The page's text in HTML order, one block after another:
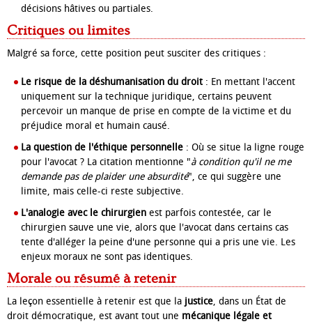
décisions hâtives ou partiales.
Critiques ou limites
Malgré sa force, cette position peut susciter des critiques :
Le risque de la déshumanisation du droit : En mettant l'accent
uniquement sur la technique juridique, certains peuvent
percevoir un manque de prise en compte de la victime et du
préjudice moral et humain causé.
La question de l'éthique personnelle : Où se situe la ligne rouge
pour l'avocat ? La citation mentionne "à condition qu'il ne me
demande pas de plaider une absurdité", ce qui suggère une
limite, mais celle-ci reste subjective.
L'analogie avec le chirurgien est parfois contestée, car le
chirurgien sauve une vie, alors que l'avocat dans certains cas
tente d'alléger la peine d'une personne qui a pris une vie. Les
enjeux moraux ne sont pas identiques.
Morale ou résumé à retenir
La leçon essentielle à retenir est que la justice, dans un État de
droit démocratique, est avant tout une mécanique légale et